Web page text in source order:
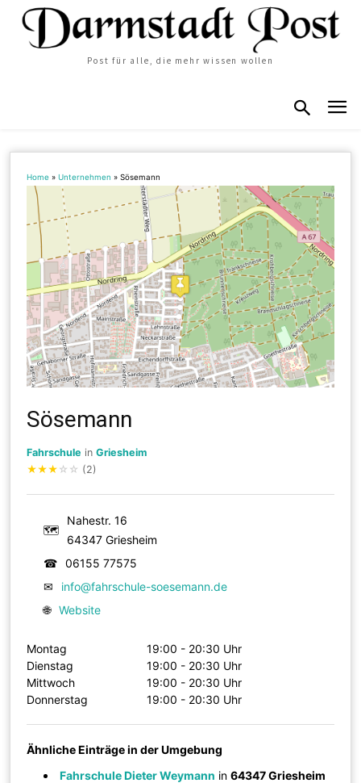
Post für alle, die mehr wissen wollen
Home »Unternehmen »Sösemann
Sösemann
Fahrschule inGriesheim
★★★ ☆ ☆ (2)
🗺
Nahestr. 16
64347 Griesheim
☎
06155 77575
✉
info@fahrschule-soesemann.de
🌐 Website
Montag
19:00 - 20:30 Uhr
Dienstag
19:00 - 20:30 Uhr
Mittwoch
19:00 - 20:30 Uhr
Donnerstag
19:00 - 20:30 Uhr
Ähnliche Einträge in der Umgebung
Fahrschule Dieter Weymann in64347 Griesheim